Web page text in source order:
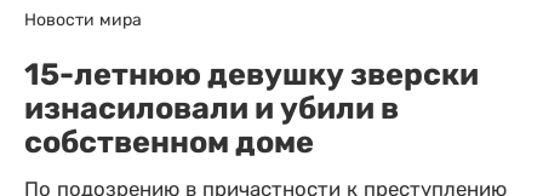
Новости мира
15-летнюю девушку зверски
изнасиловали и убили в
собственном доме
По подозрению в причастности к преступлению